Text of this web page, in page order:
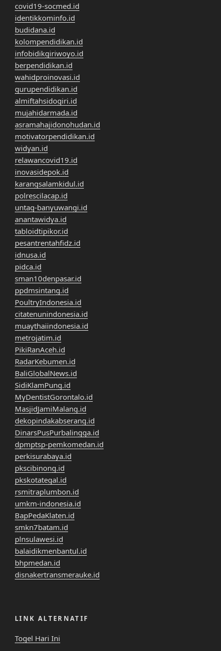
covid19-socmed.id
identikkominfo.id
budidana.id
kolompendidikan.id
infobidikgiriwoyo.id
berpendidikan.id
wahidproinovasi.id
gurupendidikan.id
almiftahsidogiri.id
mujahidarmada.id
asramahajidonohudan.id
motivatorpendidikan.id
widyan.id
relawancovid19.id
inovasidepok.id
karangsalamkidul.id
polrescilacap.id
untag-banyuwangi.id
anantawidya.id
tabloidtipikor.id
pesantrentahfidz.id
idnusa.id
pidca.id
sman10denpasar.id
ppdmsintang.id
PoultryIndonesia.id
citatenunindonesia.id
muaythaiindonesia.id
metrojatim.id
PikiRanAceh.id
RadarKebumen.id
BaliGlobalNews.id
SidiKlamPung.id
MyDentistGorontalo.id
MasjidJamiMalang.id
dekopindakabserang.id
DinarsPusPurbalingga.id
dpmptsp-pemkomedan.id
perkisurabaya.id
pkscibinong.id
pkskotategal.id
rsmitraplumbon.id
umkm-indonesia.id
BapPedaKlaten.id
smkn7batam.id
plnsulawesi.id
balaidikmenbantul.id
bhpmedan.id
disnakertransmerauke.id
LINK ALTERNATIF
Togel Hari Ini